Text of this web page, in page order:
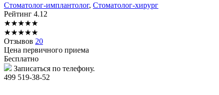
Стоматолог-имплантолог, Стоматолог-хирург
Рейтинг 4.12
★★★★★
★★★★★
Отзывов 20
Цена первичного приема
Бесплатно
Записаться по телефону.
499 519-38-52